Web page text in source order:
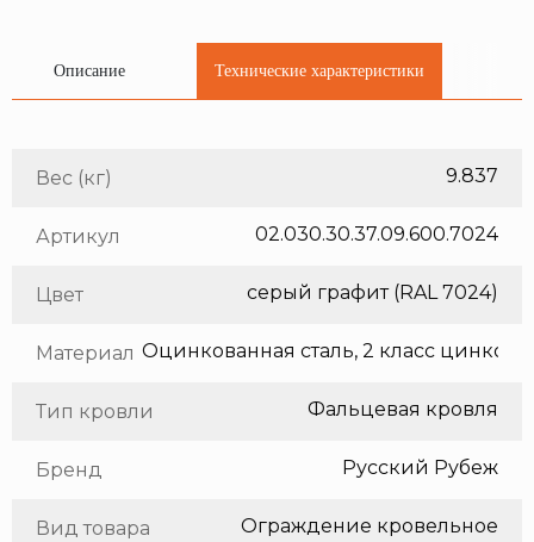
Описание Технические характеристики
Вес (кг) 9.837
Артикул 02.030.30.37.09.600.7024
Цвет серый графит (RAL 7024)
Материал
Тип кровли Фальцевая кровля
Бренд Русский Рубеж
Вид товара Ограждение кровельное